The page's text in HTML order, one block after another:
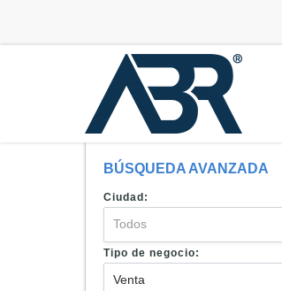
BÚSQUEDA AVANZADA
Ciudad:
Todos
Tipo de negocio:
Venta